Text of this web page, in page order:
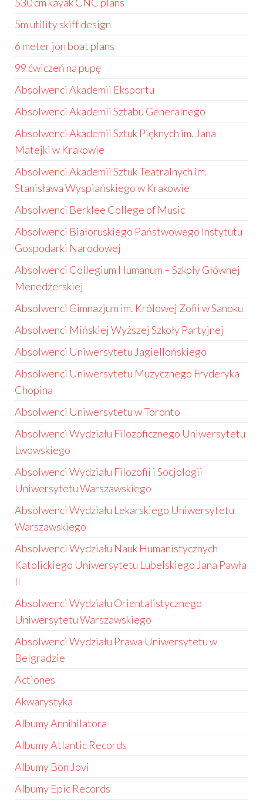
5m utility skiff design
6 meter jon boat plans
99 ćwiczeń na pupę
Absolwenci Akademii Eksportu
Absolwenci Akademii Sztabu Generalnego
Absolwenci Akademii Sztuk Pięknych im. Jana
Matejki w Krakowie
Absolwenci Akademii Sztuk Teatralnych im.
Stanisława Wyspiańskiego w Krakowie
Absolwenci Berklee College of Music
Absolwenci Białoruskiego Państwowego Instytutu
Gospodarki Narodowej
Absolwenci Collegium Humanum – Szkoły Głównej
Menedżerskiej
Absolwenci Gimnazjum im. Królowej Zofii w Sanoku
Absolwenci Mińskiej Wyższej Szkoły Partyjnej
Absolwenci Uniwersytetu Jagiellońskiego
Absolwenci Uniwersytetu Muzycznego Fryderyka
Chopina
Absolwenci Uniwersytetu w Toronto
Absolwenci Wydziału Filozoficznego Uniwersytetu
Lwowskiego
Absolwenci Wydziału Filozofii i Socjologii
Uniwersytetu Warszawskiego
Absolwenci Wydziału Lekarskiego Uniwersytetu
Warszawskiego
Absolwenci Wydziału Nauk Humanistycznych
Katolickiego Uniwersytetu Lubelskiego Jana Pawła
II
Absolwenci Wydziału Orientalistycznego
Uniwersytetu Warszawskiego
Absolwenci Wydziału Prawa Uniwersytetu w
Belgradzie
Actiones
Akwarystyka
Albumy Annihilatora
Albumy Atlantic Records
Albumy Bon Jovi
Albumy Epic Records